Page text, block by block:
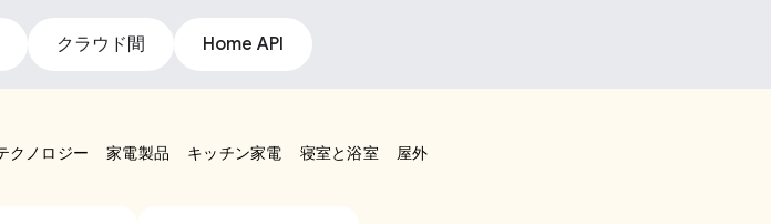
クラウド間 Home API
クノロジー 家電製品 キッチン家電 寝室と浴室 屋外